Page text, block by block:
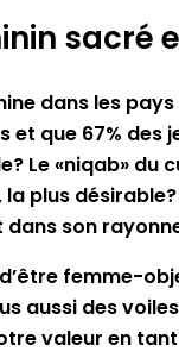
dans les
que 67% des
Le «niqab»
plus
son
femme-
aussi des
valeur en